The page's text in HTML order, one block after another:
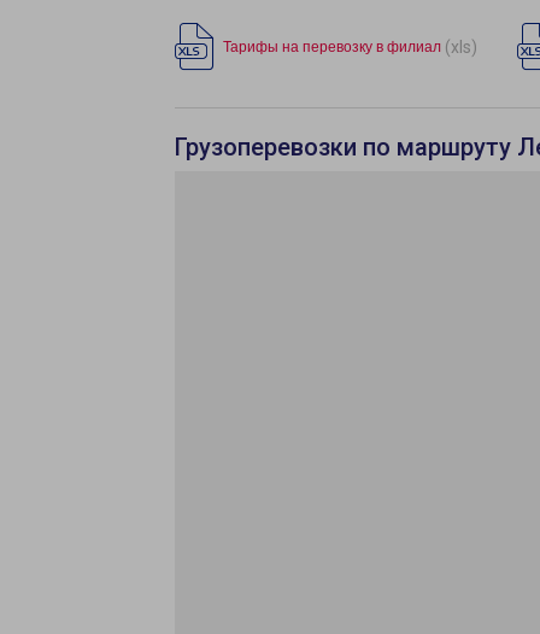
Тарифы на перевозку в филиал (xls)
Грузоперевозки по маршруту